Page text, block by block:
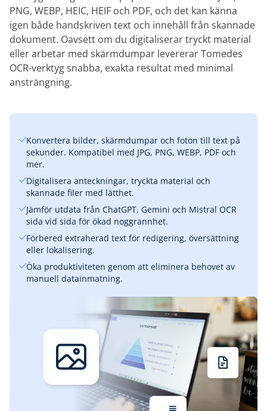
PNG, WEBP, HEIC, HEIF och PDF, och det kan känna
igen både handskriven text och innehåll från skannade
dokument. Oavsett om du digitaliserar tryckt material
eller arbetar med skärmdumpar levererar Tomedes
OCR-verktyg snabba, exakta resultat med minimal
ansträngning.
Konvertera bilder, skärmdumpar och foton till text på
sekunder. Kompatibel med JPG, PNG, WEBP, PDF och
mer.
Digitalisera anteckningar, tryckta material och
skannade filer med lätthet.
Jämför utdata från ChatGPT, Gemini och Mistral OCR
sida vid sida för ökad noggrannhet.
Förbered extraherad text för redigering, översättning
eller lokalisering.
Öka produktiviteten genom att eliminera behovet av
manuell datainmatning.